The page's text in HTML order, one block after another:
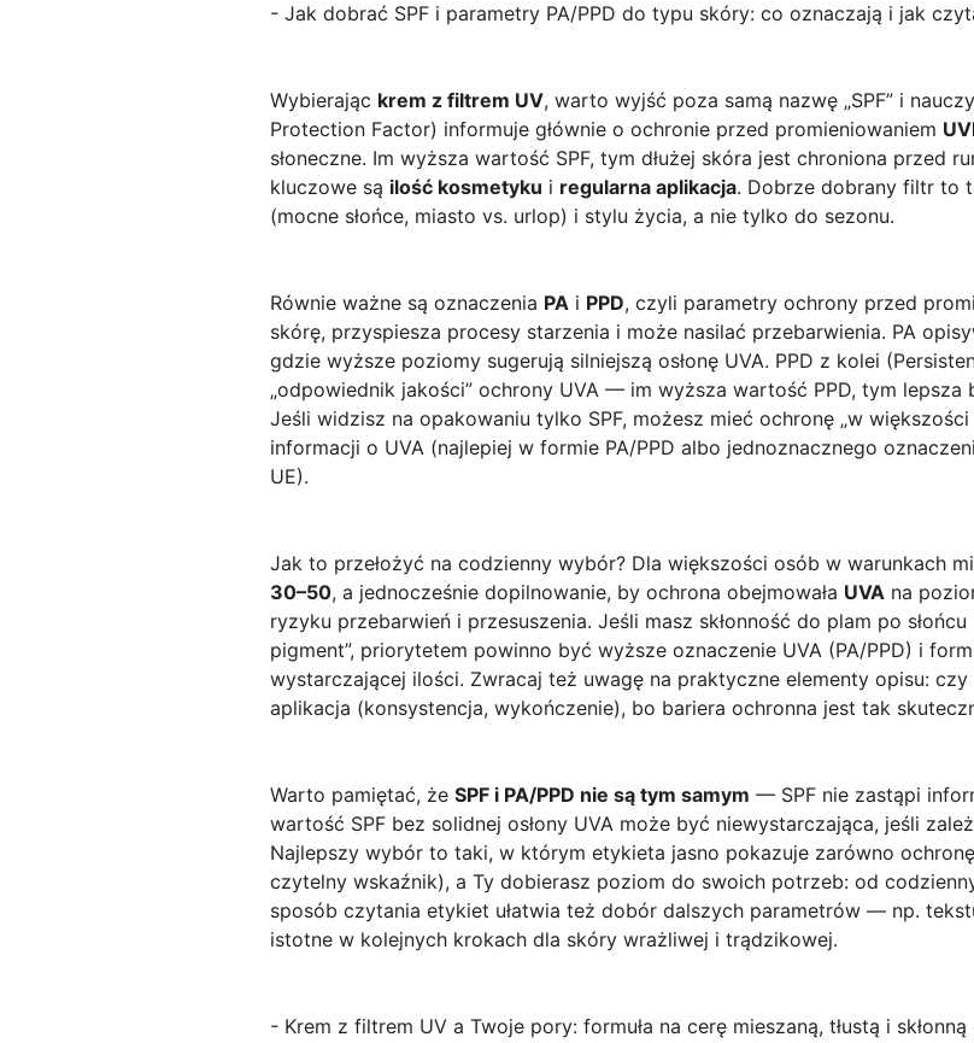
- Jak dobrać SPF i parametry PA/PPD do typu skóry: co oznaczają i jak
Wybierając krem z filtrem UV, warto wyjść poza samą nazwę „SPF” i
Protection Factor) informuje głównie o ochronie przed promieniowaniem
słoneczne. Im wyższa wartość SPF, tym dłużej skóra jest chroniona przed
kluczowe są ilość kosmetyku i regularna aplikacja. Dobrze dobrany filtr to
(mocne słońce, miasto vs. urlop) i stylu życia, a nie tylko do sezonu.
Równie ważne są oznaczenia PA i PPD, czyli parametry ochrony przed
skórę, przyspiesza procesy starzenia i może nasilać przebarwienia. PA
gdzie wyższe poziomy sugerują silniejszą osłonę UVA. PPD z kolei
„odpowiednik jakości” ochrony UVA — im wyższa wartość PPD, tym lepsza
Jeśli widzisz na opakowaniu tylko SPF, możesz mieć ochronę „w
informacji o UVA (najlepiej w formie PA/PPD albo jednoznacznego
UE).
Jak to przełożyć na codzienny wybór? Dla większości osób w warunkach
30–50, a jednocześnie dopilnowanie, by ochrona obejmowała UVA na
ryzyku przebarwień i przesuszenia. Jeśli masz skłonność do plam po
pigment”, priorytetem powinno być wyższe oznaczenie UVA (PA/PPD) i
wystarczającej ilości. Zwracaj też uwagę na praktyczne elementy opisu:
aplikacja (konsystencja, wykończenie), bo bariera ochronna jest tak
Warto pamiętać, że SPF i PA/PPD nie są tym samym — SPF nie zastąpi
wartość SPF bez solidnej osłony UVA może być niewystarczająca, jeśli
Najlepszy wybór to taki, w którym etykieta jasno pokazuje zarówno
czytelny wskaźnik), a Ty dobierasz poziom do swoich potrzeb: od
sposób czytania etykiet ułatwia też dobór dalszych parametrów — np.
istotne w kolejnych krokach dla skóry wrażliwej i trądzikowej.
- Krem z filtrem UV a Twoje pory: formuła na cerę mieszaną, tłustą i